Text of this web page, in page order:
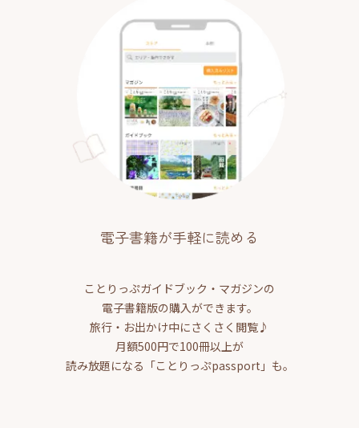
電子書籍が手軽に読める
ことりっぷガイドブック・マガジンの
電子書籍版の購入ができます。
旅行・お出かけ中にさくさく閲覧♪
月額500円で100冊以上が
読み放題になる「ことりっぷpassport」も。